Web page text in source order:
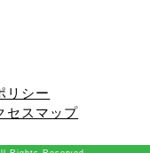
リシー
セスマップ